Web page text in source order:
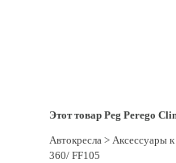
Этот товар Peg Perego
Автокресла > Аксессуары к
360/ FF105